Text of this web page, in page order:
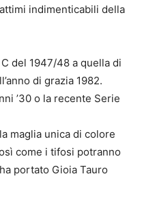
indimenticabili della
del 1947/48 a quella di
di grazia 1982.
’30 o la recente Serie
maglia unica di colore
come i tifosi potranno
portato Gioia Tauro